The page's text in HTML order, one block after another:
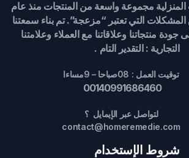
المنزلية مجموعة واسعة من المنتجات منذ عام
من المشكلات التي تعتبر “مزعجة”. تم بناء سمعتنا
منتجاتنا وعلاقاتنا مع العملاء وعلامتنا
التجارية : التقدير التام .
توقيت العمل : 08صباحا – 9مساءا
00140991686460
لتواصل عبر الإيمايل ؟
contact@homeremedie.com
شروط الإستخدام